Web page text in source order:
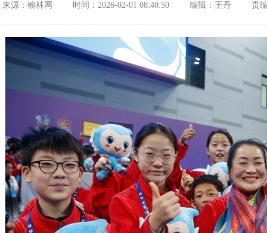
来源：榆林网 时间：2026-02-01 08:40:50 编辑：王丹 责